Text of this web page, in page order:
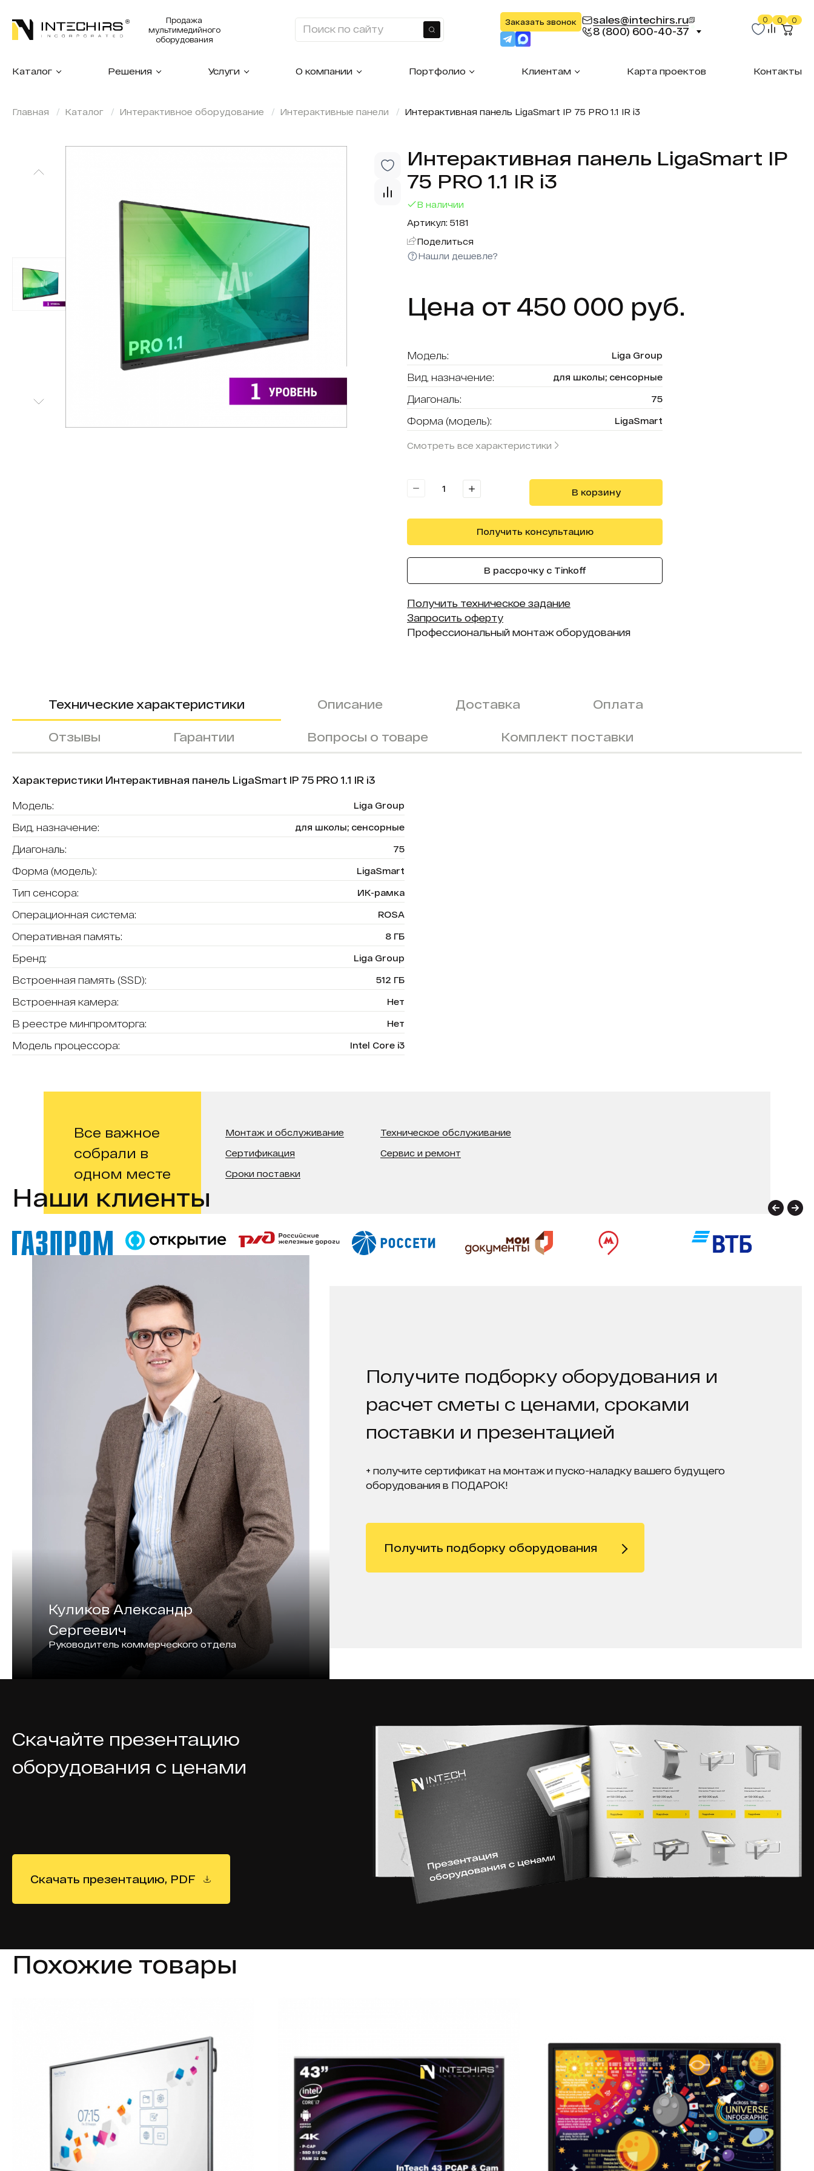
Продажа
мультимедийного
оборудования
Найти
Заказать звонок
sales@intechirs.ru
8 (800) 600-40-37
0 0 0
Каталог Решения Услуги О компании Портфолио Клиентам Карта проектов Контакты
Главная Каталог Интерактивное оборудование Интерактивные панели Интерактивная панель LigaSmart IP 75 PRO 1.1 IR i3
Интерактивная панель LigaSmart IP
75 PRO 1.1 IR i3
В наличии
Артикул: 5181
Поделиться
Нашли дешевле?
Цена от 450 000 руб.
Модель: Liga Group
Вид, назначение: для школы; сенсорные
Диагональ: 75
Форма (модель): LigaSmart
Смотреть все характеристики
В корзину
Получить консультацию
В рассрочку с Tinkoff
Получить техническое задание
Запросить оферту
Профессиональный монтаж оборудования
Технические характеристики Описание Доставка Оплата
Отзывы Гарантии Вопросы о товаре Комплект поставки
Характеристики Интерактивная панель LigaSmart IP 75 PRO 1.1 IR i3
Модель: Liga Group
Вид, назначение: для школы; сенсорные
Диагональ: 75
Форма (модель): LigaSmart
Тип сенсора: ИК-рамка
Операционная система: ROSA
Оперативная память: 8 ГБ
Бренд: Liga Group
Встроенная память (SSD): 512 ГБ
Встроенная камера: Нет
В реестре минпромторга: Нет
Модель процессора: Intel Core i3
Все важное
собрали в
одном месте
Монтаж и обслуживание
Сертификация
Сроки поставки
Техническое обслуживание
Сервис и ремонт
Наши клиенты
Куликов Александр
Сергеевич
Руководитель коммерческого отдела
Получите подборку оборудования и
расчет сметы с ценами, сроками
поставки и презентацией
+ получите сертификат на монтаж и пуско-наладку вашего будущего
оборудования в ПОДАРОК!
Получить подборку оборудования
Скачайте презентацию
оборудования с ценами
Скачать презентацию, PDF
Похожие товары